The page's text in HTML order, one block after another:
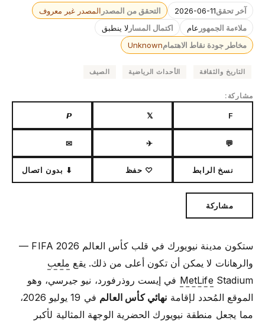
آخر تحقق2026-06-11 التحقق من المصدر المصدر غير معروف
ملاءمة الجمهور عام اكتمال المسار لا ينطبق
مخاطر جودة نقاط الاهتمامUnknown
التاريخ والثقافة الأحداث الرياضية الصيف
مشاركة:
F
𝕏
𝙋
💬
✈
✉
نسخ الرابط ♡ حفظ ⬇ بدون اتصال
مشاركة
ستكون مدينة نيويورك في قلب كأس العالم FIFA 2026 —
والرهانات لا يمكن أن تكون أعلى من ذلك. يقع ملعب
MetLife Stadium في إيست روذرفورد، نيو جيرسي، وهو
الموقع المُحدد لإقامة نهائي كأس العالم
في 19 يوليو 2026،
مما يجعل منطقة نيويورك الحضرية الوجهة المثالية لأكبر